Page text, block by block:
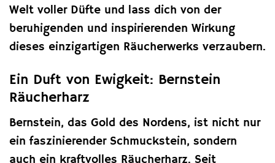
Welt voller Düfte und lass dich von der
beruhigenden und inspirierenden Wirkung
dieses einzigartigen Räucherwerks verzaubern.
Ein Duft von Ewigkeit: Bernstein
Räucherharz
Bernstein, das Gold des Nordens, ist nicht nur
ein faszinierender Schmuckstein, sondern
auch ein kraftvolles Räucherharz. Seit